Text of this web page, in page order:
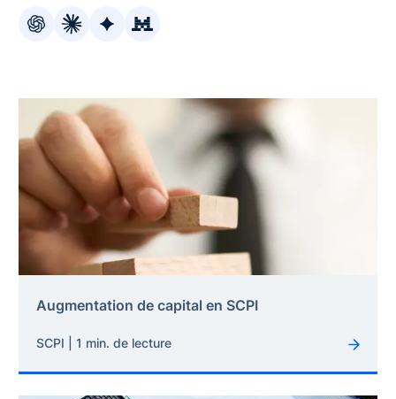
Augmentation de capital en SCPI
SCPI | 1 min. de lecture